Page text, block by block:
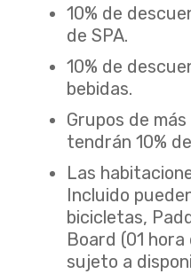
10% de
de SPA.
10% de
bebidas.
Grupos de
tendrán 10%
Las
Incluido
bicicletas,
Board (01
sujeto a